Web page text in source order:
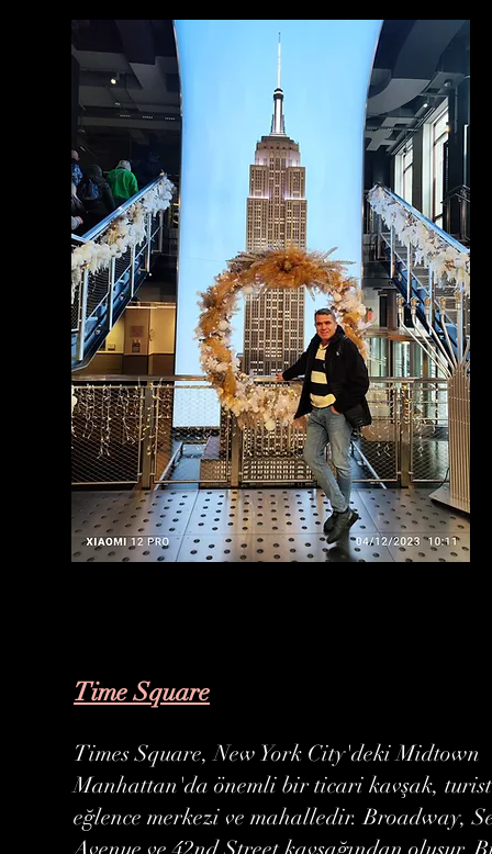
Time Square
Times Square, New York City'deki Midtown
Manhattan'da önemli bir ticari kavşak,
eğlence merkezi ve mahalledir. Broadway,